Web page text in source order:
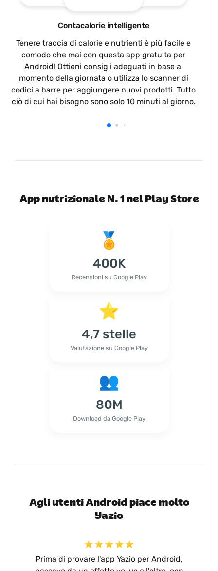
Contacalorie intelligente
Tenere traccia di calorie e nutrienti è più facile e
comodo che mai con questa app gratuita per
Android! Ottieni consigli adeguati in base al
momento della giornata o utilizza lo scanner di
codici a barre per aggiungere nuovi prodotti. Tutto
ciò di cui hai bisogno sono solo 10 minuti al giorno.
App nutrizionale N. 1 nel Play Store
400K
Recensioni su Google Play
4,7 stelle
Valutazione su Google Play
80M
Download da Google Play
Agli utenti Android piace molto
Yazio
Prima di provare l'app Yazio per Android,